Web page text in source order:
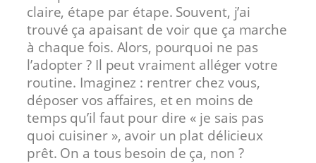
claire, étape par étape. Souvent, j’ai
trouvé ça apaisant de voir que ça marche
à chaque fois. Alors, pourquoi ne pas
l’adopter ? Il peut vraiment alléger votre
routine. Imaginez : rentrer chez vous,
déposer vos affaires, et en moins de
temps qu’il faut pour dire « je sais pas
quoi cuisiner », avoir un plat délicieux
prêt. On a tous besoin de ça, non ?